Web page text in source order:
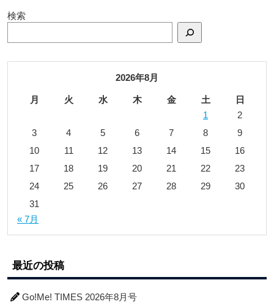
検索
2026年8月
月 火 水 木 金 土
日
1
2
3
4 5 6 7 8
9
10
11 12 13 14 15
16
17
18 19 20 21 22
23
24
25 26 27 28 29
30
31
« 7月
最近の投稿
Go!Me! TIMES 2026年8月号